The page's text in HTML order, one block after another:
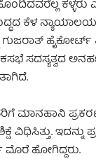
ಕಳ್ಳರು
ಕೆಳ ನ್ಯಾಯಾಲಯದ
ಗುಜರಾತ್‌ ಹೈಕೋರ್ಟ್‌
ಸದಸ್ಯತ್ವದ
ಮಾನಹಾನಿ
ವಿಧಿಸಿತ್ತು. ಇದನ್ನು
ಹೋಗಿದ್ದರು.